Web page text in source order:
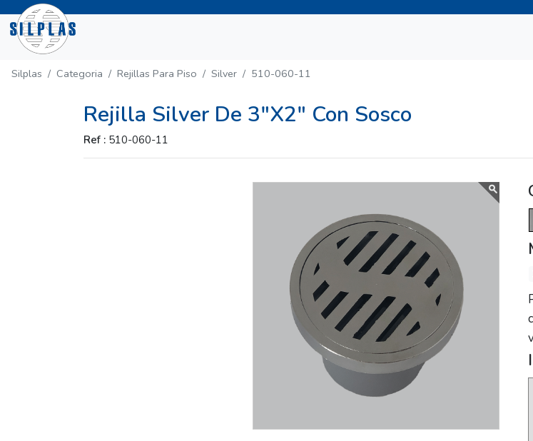
Silplas Categoria Rejillas Para Piso Silver 510-060-11
Rejilla Silver De 3"X2" Con Sosco
Ref : 510-060-11